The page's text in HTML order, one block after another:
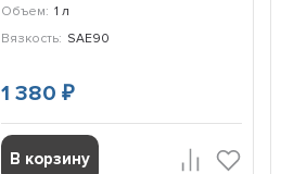
Объем: 1 л
Вязкость: SAE90
1 380₽
В корзину